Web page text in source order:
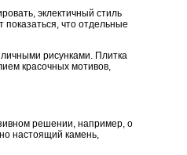
эклектичный стиль
что отдельные
рисунками. Плитка
красочных мотивов,
решении, например, о
настоящий камень,